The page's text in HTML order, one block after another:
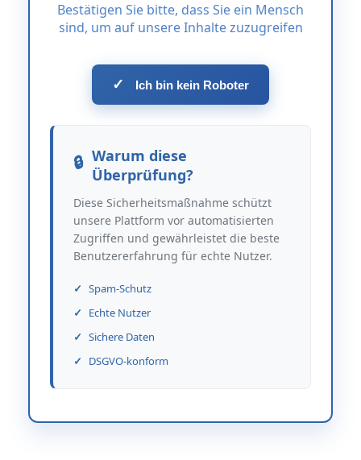
Bestätigen Sie bitte, dass Sie ein Mensch
sind, um auf unsere Inhalte zuzugreifen
✓ Ich bin kein Roboter
Warum diese
Überprüfung?
Diese Sicherheitsmaßnahme schützt
unsere Plattform vor automatisierten
Zugriffen und gewährleistet die beste
Benutzererfahrung für echte Nutzer.
Spam-Schutz
Echte Nutzer
Sichere Daten
DSGVO-konform